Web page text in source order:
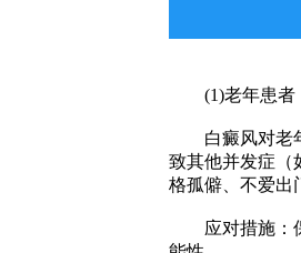
(1)老年患者
白癜风对老年
致其他并发症（
格孤僻、不爱出
应对措施：保